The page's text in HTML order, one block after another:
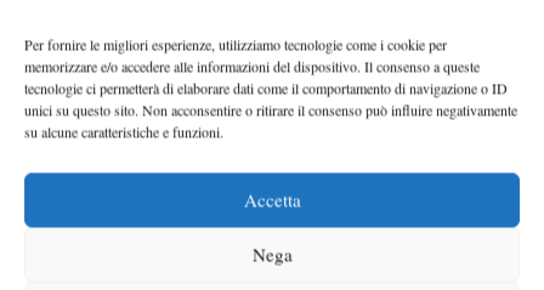
Per fornire le migliori esperienze, utilizziamo tecnologie come i cookie per
memorizzare e/o accedere alle informazioni del dispositivo. Il consenso a queste
tecnologie ci permetterà di elaborare dati come il comportamento di navigazione o ID
unici su questo sito. Non acconsentire o ritirare il consenso può influire negativamente
su alcune caratteristiche e funzioni.
Accetta
Nega